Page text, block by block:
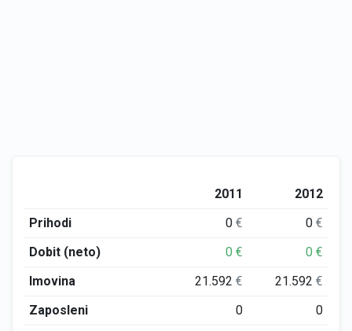
2011
2012
Prihodi
0€ 0€
Dobit (neto)
0€ 0€
Imovina
21.592€ 21.592€
Zaposleni
0
0